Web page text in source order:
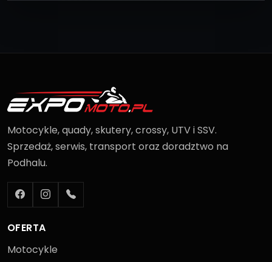
Motocykle, quady, skutery, crossy, UTV i SSV.
Sprzedaż, serwis, transport oraz doradztwo na
Podhalu.
OFERTA
Motocykle